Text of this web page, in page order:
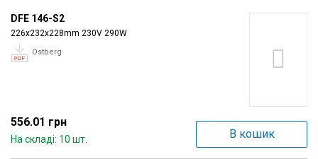
Вакансії
Контакти
DFE 146-S2
226x232x228mm 230V 290W
Ostberg
556.01 грн
На складі: 10 шт. В кошик